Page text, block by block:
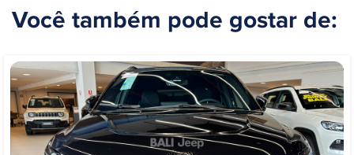
Você também pode gostar de: